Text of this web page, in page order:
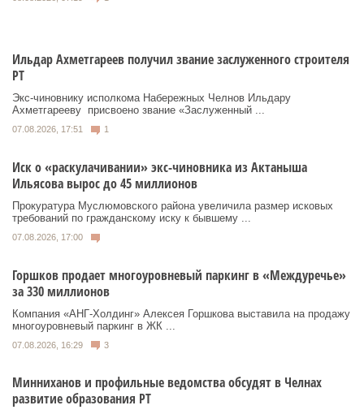
Ильдар Ахметгареев получил звание заслуженного строителя
РТ
Экс‑чиновнику исполкома Набережных Челнов Ильдару
Ахметгарееву присвоено звание «Заслуженный ...
07.08.2026, 17:51 1
Иск о «раскулачивании» экс-чиновника из Актаныша
Ильясова вырос до 45 миллионов
Прокуратура Муслюмовского района увеличила размер исковых
требований по гражданскому иску к бывшему ...
07.08.2026, 17:00
Горшков продает многоуровневый паркинг в «Междуречье»
за 330 миллионов
Компания «АНГ-Холдинг» Алексея Горшкова выставила на продажу
многоуровневый паркинг в ЖК ...
07.08.2026, 16:29 3
Минниханов и профильные ведомства обсудят в Челнах
развитие образования РТ